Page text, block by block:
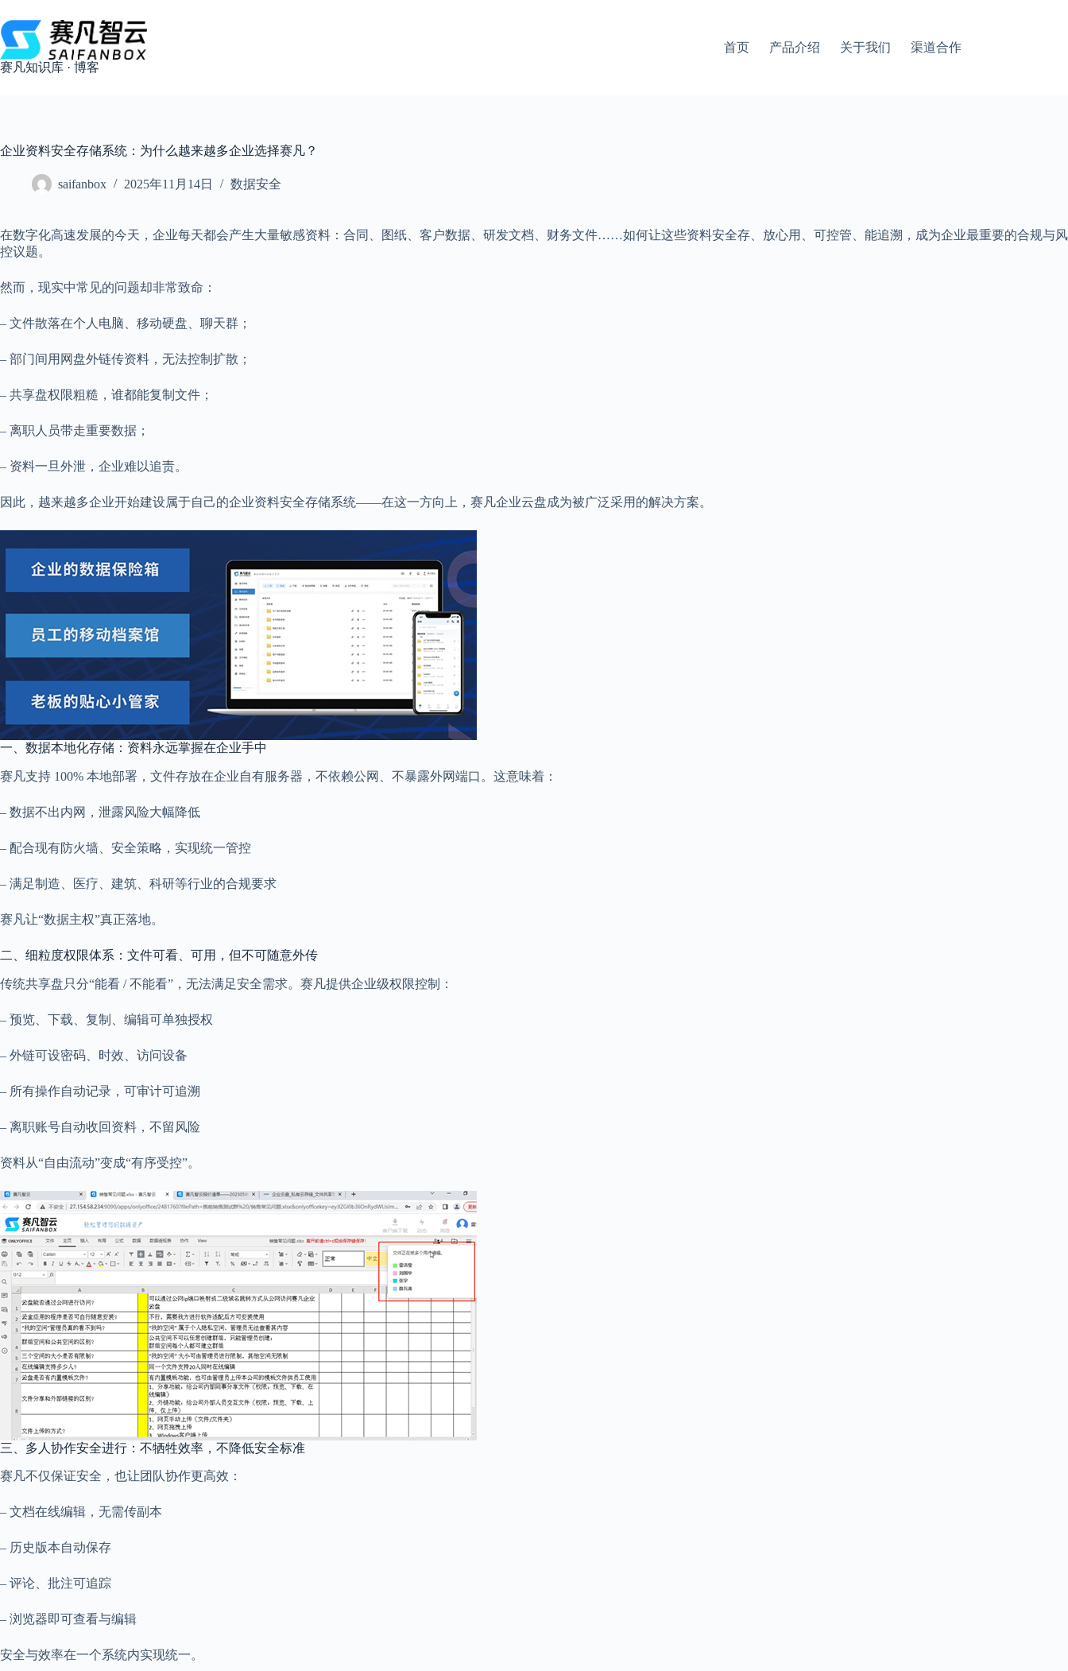
过
内
容
赛凡知识库 · 博客
首页 产品介绍 关于我们 渠道合作
企业资料安全存储系统：为什么越来越多企业选择赛凡？
saifanbox 2025年11月14日 数据安全
在数字化高速发展的今天，企业每天都会产生大量敏感资料：合同、图纸、客户数据、研发文档、财务文件……如何让这些资料安全存、放心用、可控管、能追溯，成为企业最重要的合规与风
控议题。
然而，现实中常见的问题却非常致命：
– 文件散落在个人电脑、移动硬盘、聊天群；
– 部门间用网盘外链传资料，无法控制扩散；
– 共享盘权限粗糙，谁都能复制文件；
– 离职人员带走重要数据；
– 资料一旦外泄，企业难以追责。
因此，越来越多企业开始建设属于自己的企业资料安全存储系统——在这一方向上，赛凡企业云盘成为被广泛采用的解决方案。
一、数据本地化存储：资料永远掌握在企业手中
赛凡支持 100% 本地部署，文件存放在企业自有服务器，不依赖公网、不暴露外网端口。这意味着：
– 数据不出内网，泄露风险大幅降低
– 配合现有防火墙、安全策略，实现统一管控
– 满足制造、医疗、建筑、科研等行业的合规要求
赛凡让“数据主权”真正落地。
二、细粒度权限体系：文件可看、可用，但不可随意外传
传统共享盘只分“能看 / 不能看”，无法满足安全需求。赛凡提供企业级权限控制：
– 预览、下载、复制、编辑可单独授权
– 外链可设密码、时效、访问设备
– 所有操作自动记录，可审计可追溯
– 离职账号自动收回资料，不留风险
资料从“自由流动”变成“有序受控”。
三、多人协作安全进行：不牺牲效率，不降低安全标准
赛凡不仅保证安全，也让团队协作更高效：
– 文档在线编辑，无需传副本
– 历史版本自动保存
– 评论、批注可追踪
– 浏览器即可查看与编辑
安全与效率在一个系统内实现统一。